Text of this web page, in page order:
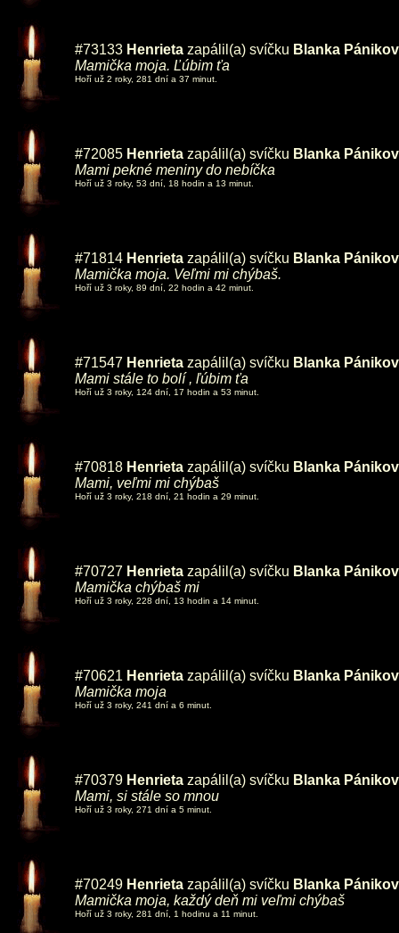
#73133 Henrieta zapálil(a) svíčku Blanka
Mamička moja. Ľúbim ťa
Hoří už 2 roky, 281 dní a 37 minut.
#72085 Henrieta zapálil(a) svíčku Blanka
Mami pekné meniny do nebíčka
Hoří už 3 roky, 53 dní, 18 hodin a 13 minut.
#71814 Henrieta zapálil(a) svíčku Blanka
Mamička moja. Veľmi mi chýbaš.
Hoří už 3 roky, 89 dní, 22 hodin a 42 minut.
#71547 Henrieta zapálil(a) svíčku Blanka
Mami stále to bolí , ľúbim ťa
Hoří už 3 roky, 124 dní, 17 hodin a 53 minut.
#70818 Henrieta zapálil(a) svíčku Blanka
Mami, veľmi mi chýbaš
Hoří už 3 roky, 218 dní, 21 hodin a 29 minut.
#70727 Henrieta zapálil(a) svíčku Blanka
Mamička chýbaš mi
Hoří už 3 roky, 228 dní, 13 hodin a 14 minut.
#70621 Henrieta zapálil(a) svíčku Blanka
Mamička moja
Hoří už 3 roky, 241 dní a 6 minut.
#70379 Henrieta zapálil(a) svíčku Blanka
Mami, si stále so mnou
Hoří už 3 roky, 271 dní a 5 minut.
#70249 Henrieta zapálil(a) svíčku Blanka
Mamička moja, každý deň mi veľmi chýbaš
Hoří už 3 roky, 281 dní, 1 hodinu a 11 minut.